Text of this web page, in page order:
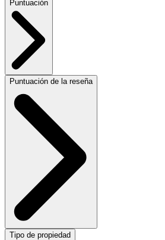
Puntuación
Puntuación de la reseña
Tipo de propiedad